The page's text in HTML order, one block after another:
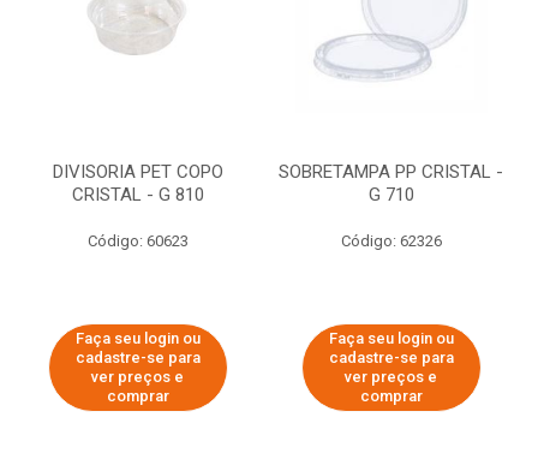
DIVISORIA PET COPO
CRISTAL - G 810
Código: 60623
Faça seu login ou
cadastre-se para
ver preços e
comprar
SOBRETAMPA PP CRISTAL -
G 710
Código: 62326
Faça seu login ou
cadastre-se para
ver preços e
comprar